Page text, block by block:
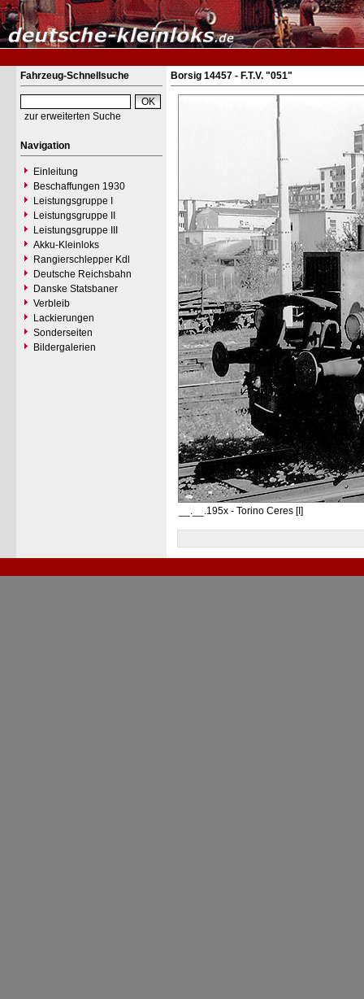
Fahrzeug-Schnellsuche
zur erweiterten Suche
Navigation
Einleitung
Beschaffungen 1930
Leistungsgruppe I
Leistungsgruppe II
Leistungsgruppe III
Akku-Kleinloks
Rangierschlepper Kdl
Deutsche Reichsbahn
Danske Statsbaner
Verbleib
Lackierungen
Sonderseiten
Bildergalerien
Borsig 14457 - F.T.V. "051"
__.__.195x - Torino Ceres [I]